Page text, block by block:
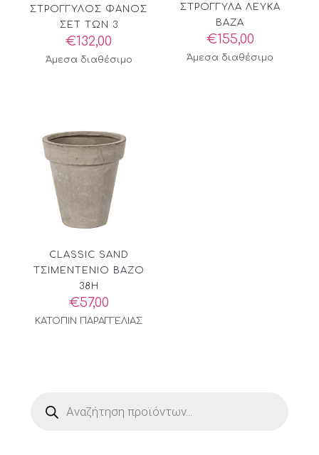
ΣΤΡΟΓΓΥΛΟΣ ΦΑΝΟΣ
ΣΕΤ ΤΩΝ 3
€132,00
Άμεσα διαθέσιμο
ΣΤΡΟΓΓΥΛΑ ΛΕΥΚΑ
ΒΑΖΑ
€155,00
Άμεσα διαθέσιμο
CLASSIC SAND
ΤΣΙΜΕΝΤΕΝΙΟ ΒΑΖΟ
38H
€57,00
ΚΑΤΟΠΙΝ ΠΑΡΑΓΓΕΛΙΑΣ
search